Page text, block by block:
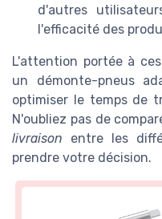
d'autres
l'efficacité des
L'attention portée à
un démonte-pneus
optimiser le temps de
N'oubliez pas de
livraison entre les
prendre votre décision.